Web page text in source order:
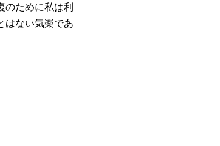
のために私は利
はない気楽であ